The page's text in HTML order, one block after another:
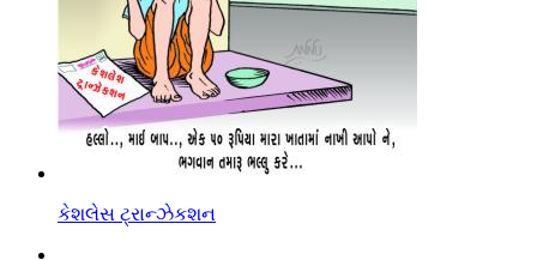
કેશલેસ ટ્રાન્ઝેકશન